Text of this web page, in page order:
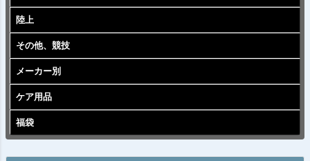
陸上
その他、競技
メーカー別
ケア用品
福袋